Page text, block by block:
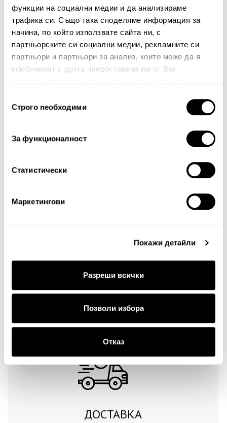
функции на социални медии и да анализираме
трафика си. Също така споделяме информация за
начина, по който използвате сайта ни, с
партньорските си социални медии, рекламните си
партньори и партньори за анализ, които може да я
комбинират с друга предоставена им от Вас
наСтрого nеобходими
За функционалност
Статистически
Маркетингови
Покажи детайли
Разреши всички
Позволи избора
Отказ
Име
Вашият коментар:
Оценка:Най-ниска Най-висока
Продължи
ДОСТАВКА